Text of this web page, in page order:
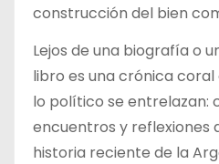
construcción del bien
Lejos de una biografía o
libro es una crónica
lo político se entrelazan:
encuentros y reflexiones
historia reciente de la